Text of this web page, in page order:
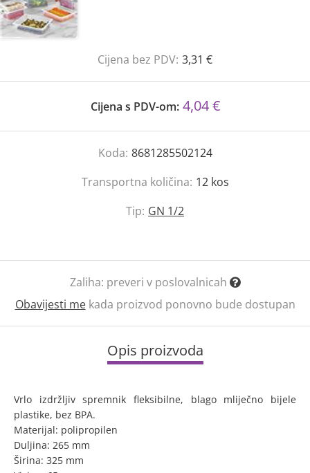
Cijena bez PDV: 3,31 €
Cijena s PDV-om: 4,04 €
Koda: 8681285502124
Transportna količina: 12 kos
Tip: GN 1/2
Zaliha: preveri v poslovalnicah
Obavijesti mekada proizvod ponovno bude dostupan
Opis proizvoda
Vrlo izdržljiv spremnik fleksibilne, blago mliječno bijele
plastike, bez BPA.
Materijal: polipropilen
Duljina: 265 mm
Širina: 325 mm